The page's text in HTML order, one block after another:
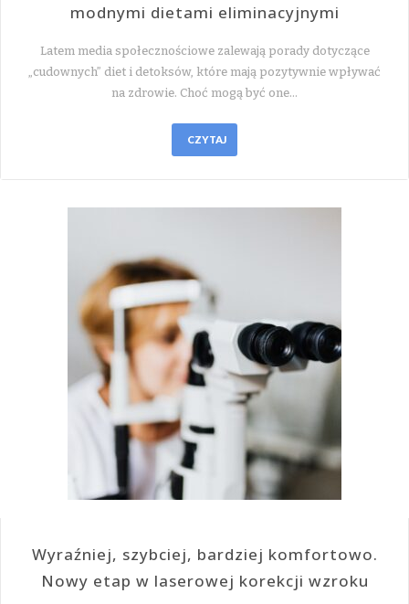
modnymi dietami eliminacyjnymi
Latem media społecznościowe zalewają porady dotyczące
„cudownych” diet i detoksów, które mają pozytywnie wpływać
na zdrowie. Choć mogą być one…
CZYTAJ
Wyraźniej, szybciej, bardziej komfortowo.
Nowy etap w laserowej korekcji wzroku